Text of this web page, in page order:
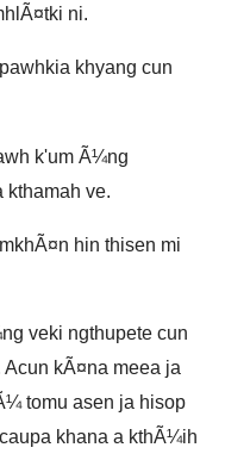
ni.
khyang cun
k'um Ã¼ng
ve.
hin thisen mi
veki ngthupete cun
kÃ¤na meea ja
tomu asen ja hisop
khana a kthÃ¼ih